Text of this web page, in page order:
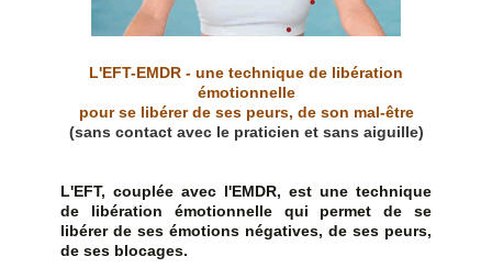
L'EFT-EMDR - une technique de libération
émotionnelle
pour se libérer de ses peurs, de son mal-être
(sans contact avec le praticien et sans aiguille)
L'EFT, couplée avec l'EMDR, est une technique
de libération émotionnelle qui permet de se
libérer de ses émotions négatives, de ses peurs,
de ses blocages.